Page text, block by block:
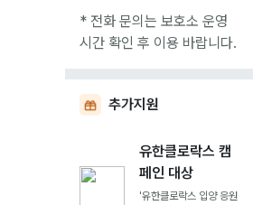
* 전화 문의는 보호소 운영
시간 확인 후 이용 바랍니다.
추가지원
유한클로락스 캠
페인 대상
'유한클로락스 입양 응원